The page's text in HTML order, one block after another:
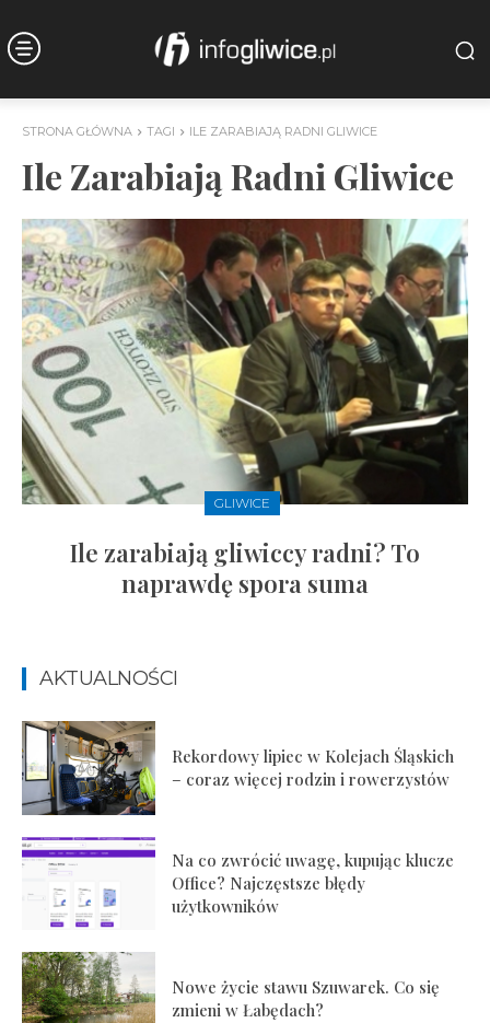
STRONA GŁÓWNA TAGI ILE ZARABIAJĄ RADNI GLIWICE
Ile Zarabiają Radni Gliwice
GLIWICE
Ile zarabiają gliwiccy radni? To
naprawdę spora suma
AKTUALNOŚCI
Rekordowy lipiec w Kolejach Śląskich
– coraz więcej rodzin i rowerzystów
Na co zwrócić uwagę, kupując klucze
Office? Najczęstsze błędy
użytkowników
Nowe życie stawu Szuwarek. Co się
zmieni w Łabędach?